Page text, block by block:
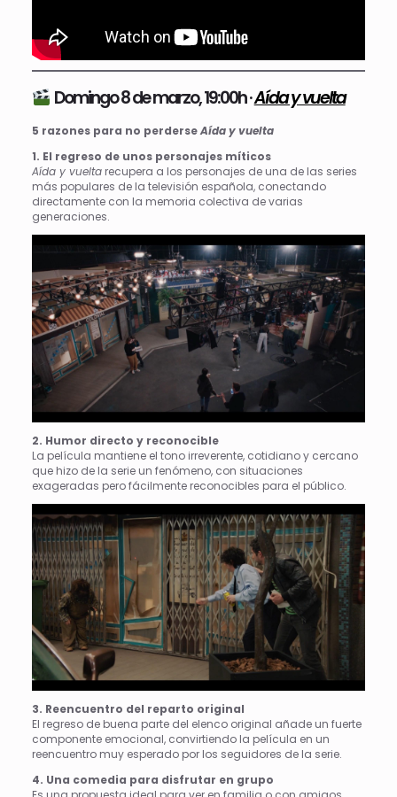
Domingo 8 de marzo, 19:00h ·Aída y vuelta
5 razones para no perderseAída y vuelta
1. El regreso de unos personajes míticos
Aída y vuelta recupera a los personajes de una de las series
más populares de la televisión española, conectando
directamente con la memoria colectiva de varias
generaciones.
2. Humor directo y reconocible
La película mantiene el tono irreverente, cotidiano y cercano
que hizo de la serie un fenómeno, con situaciones
exageradas pero fácilmente reconocibles para el público.
3. Reencuentro del reparto original
El regreso de buena parte del elenco original añade un fuerte
componente emocional, convirtiendo la película en un
reencuentro muy esperado por los seguidores de la serie.
4. Una comedia para disfrutar en grupo